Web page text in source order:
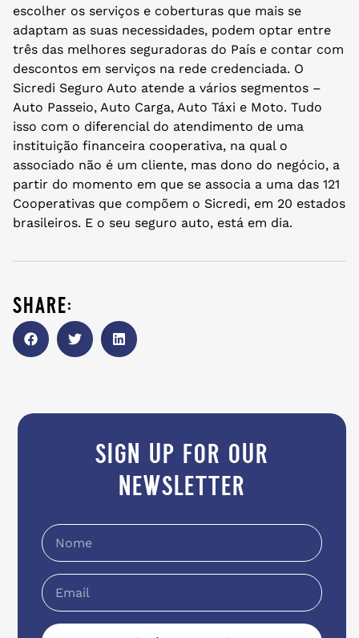
escolher os serviços e coberturas que mais se
adaptam as suas necessidades, podem optar entre
três das melhores seguradoras do País e contar com
descontos em serviços na rede credenciada. O
Sicredi Seguro Auto atende a vários segmentos –
Auto Passeio, Auto Carga, Auto Táxi e Moto. Tudo
isso com o diferencial do atendimento de uma
instituição financeira cooperativa, na qual o
associado não é um cliente, mas dono do negócio, a
partir do momento em que se associa a uma das 121
Cooperativas que compõem o Sicredi, em 20 estados
brasileiros. E o seu seguro auto, está em dia.
share:
sign up for our
newsletter